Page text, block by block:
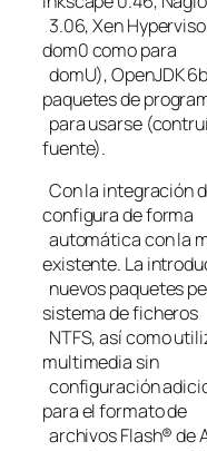
3.06, Xen
dom0 como para
domU), OpenJDK
paquetes de
para usarse
fuente).
Con la integración
configura de forma
automática con la
existente. La
nuevos paquetes
sistema de ficheros
NTFS, así como
multimedia sin
configuración
para el formato de
archivos Flash® de